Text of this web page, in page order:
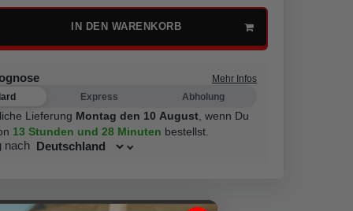
IN DEN WARENKORB
Mehr Infos
Express Abholung
Lieferung Montag den 10 August wenn Du
13 Stunden und 28 Minuten bestellst.
nach